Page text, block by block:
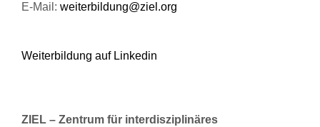
E-Mail: weiterbildung@ziel.org
Weiterbildung auf Linkedin
ZIEL – Zentrum für interdisziplinäres